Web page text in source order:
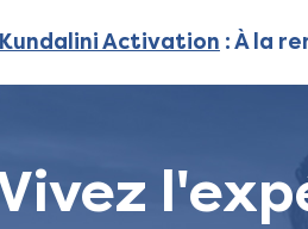
Kundalini Activation : À la